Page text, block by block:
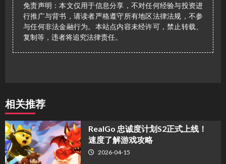
免责声明：本文仅用于信息分享，不对任何经验与投资进
行推广与背书，请读者严格遵守所有地区法律法规，不参
与任何非法金融行为。本站点内容未经许可，禁止转载、
复制等，违者将追究法律责任。
相关推荐
​RealGo 忠诚度计划S2正式上线！
速度了解游戏攻略
2026-04-15